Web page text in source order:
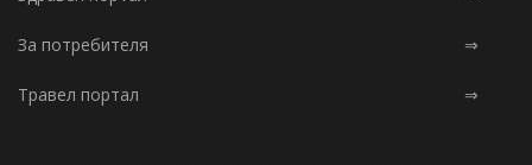
За потребителя ⇒
Травел портал ⇒